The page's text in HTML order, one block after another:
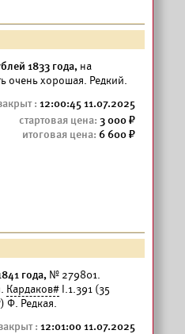
1833 года, на
очень хорошая. Редкий.
12:00:45 11.07.2025
3 000
6 600
года, № 279801.
Кардаков# I.1.391 (35
Ф. Редкая.
12:01:00 11.07.2025